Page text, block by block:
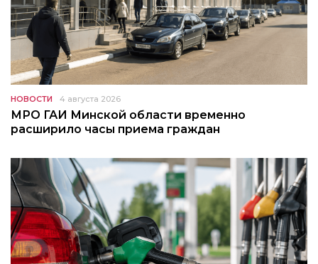
НОВОСТИ 4 августа 2026
МРО ГАИ Минской области временно
расширило часы приема граждан